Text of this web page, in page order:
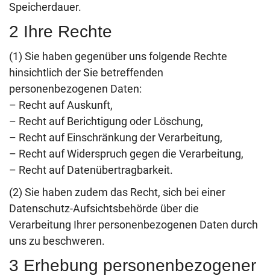
Speicherdauer.
2 Ihre Rechte
(1) Sie haben gegenüber uns folgende Rechte
hinsichtlich der Sie betreffenden
personenbezogenen Daten:
– Recht auf Auskunft,
– Recht auf Berichtigung oder Löschung,
– Recht auf Einschränkung der Verarbeitung,
– Recht auf Widerspruch gegen die Verarbeitung,
– Recht auf Datenübertragbarkeit.
(2) Sie haben zudem das Recht, sich bei einer
Datenschutz-Aufsichtsbehörde über die
Verarbeitung Ihrer personenbezogenen Daten durch
uns zu beschweren.
3 Erhebung personenbezogener